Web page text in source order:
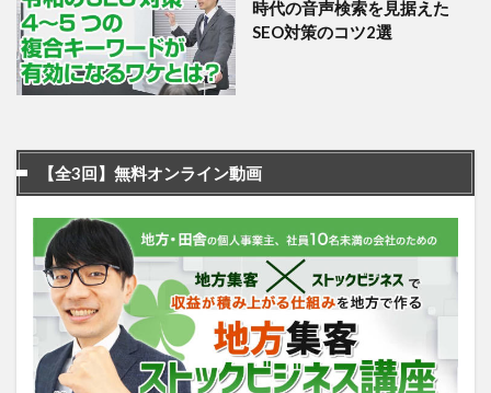
時代の音声検索を見据えた
SEO対策のコツ2選
【全3回】無料オンライン動画